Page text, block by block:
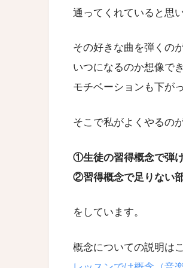
通ってくれていると思い
その好きな曲を弾くの
いつになるのか想像で
モチベーションも下が
そこで私がよくやるのが
①生徒の習得概念で弾
②習得概念で足りない
をしています。
概念についての説明は